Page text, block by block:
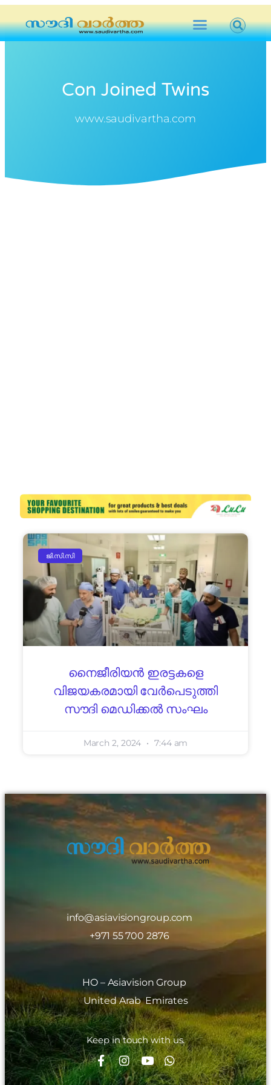
Con Joined Twins
www.saudivartha.com
ജി.സി.സി
നൈജീരിയൻ ഇരട്ടകളെ
വിജയകരമായി വേർപെടുത്തി
സൗദി മെഡിക്കൽ സംഘം
March 2, 2024 7:44 am
info@asiavisiongroup.com
+971 55 700 2876
HO – Asiavision Group
United Arab Emirates
Keep in touch with us.